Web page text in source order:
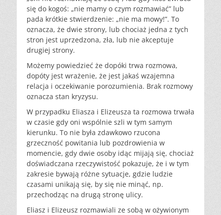
się do kogoś: „nie mamy o czym rozmawiać” lub
pada krótkie stwierdzenie: „nie ma mowy!”. To
oznacza, że dwie strony, lub chociaż jedna z tych
stron jest uprzedzona, zła, lub nie akceptuje
drugiej strony.
Możemy powiedzieć że dopóki trwa rozmowa,
dopóty jest wrażenie, że jest jakaś wzajemna
relacja i oczekiwanie porozumienia. Brak rozmowy
oznacza stan kryzysu.
W przypadku Eliasza i Elizeusza ta rozmowa trwała
w czasie gdy oni wspólnie szli w tym samym
kierunku. To nie była zdawkowo rzucona
grzeczność powitania lub pozdrowienia w
momencie, gdy dwie osoby idąc mijają się, chociaż
doświadczana rzeczywistość pokazuje, że i w tym
zakresie bywają różne sytuacje, gdzie ludzie
czasami unikają się, by się nie minąć, np.
przechodząc na drugą stronę ulicy.
Eliasz i Elizeusz rozmawiali ze sobą w ożywionym